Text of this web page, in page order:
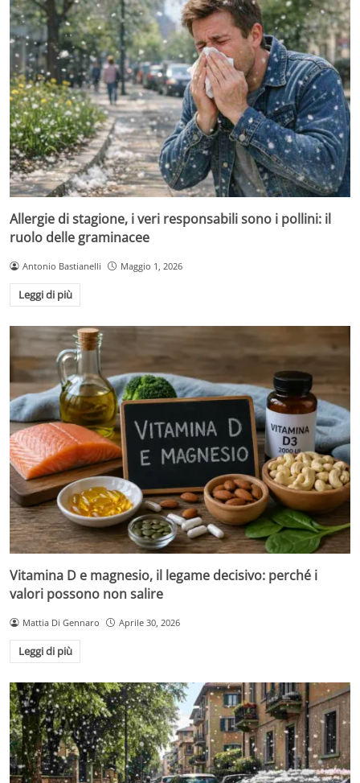
Allergie di stagione, i veri responsabili sono i pollini: il
ruolo delle graminacee
Antonio Bastianelli Maggio 1, 2026
Leggi di più
Vitamina D e magnesio, il legame decisivo: perché i
valori possono non salire
Mattia Di Gennaro Aprile 30, 2026
Leggi di più